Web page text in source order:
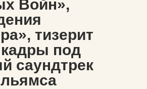
Войн»,
тизерит
под
саундтрек